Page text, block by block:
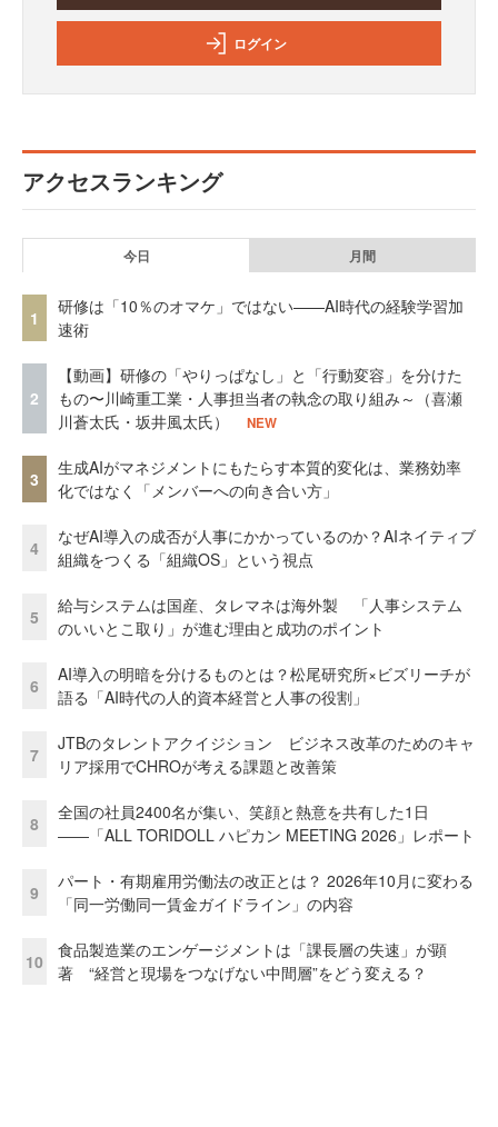
ログイン
アクセスランキング
今日 月間
1
研修は「10％のオマケ」ではない——AI時代の経験学習加
速術
2
【動画】研修の「やりっぱなし」と「行動変容」を分けた
もの〜川崎重工業・人事担当者の執念の取り組み～（喜瀬
川蒼太氏・坂井風太氏）
NEW
3
生成AIがマネジメントにもたらす本質的変化は、業務効率
化ではなく「メンバーへの向き合い方」
4
なぜAI導入の成否が人事にかかっているのか？AIネイティブ
組織をつくる「組織OS」という視点
5
給与システムは国産、タレマネは海外製 「人事システム
のいいとこ取り」が進む理由と成功のポイント
6
AI導入の明暗を分けるものとは？松尾研究所×ビズリーチが
語る「AI時代の人的資本経営と人事の役割」
7
JTBのタレントアクイジション ビジネス改革のためのキャ
リア採用でCHROが考える課題と改善策
8
全国の社員2400名が集い、笑顔と熱意を共有した1日
――「ALL TORIDOLL ハピカン MEETING 2026」レポート
9
パート・有期雇用労働法の改正とは？ 2026年10月に変わる
「同一労働同一賃金ガイドライン」の内容
10
食品製造業のエンゲージメントは「課長層の失速」が顕
著 “経営と現場をつなげない中間層”をどう変える？